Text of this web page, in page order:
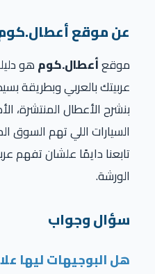
عن موقع أعطال.كوم
موقعأعطال.كومهو
عربيتك بالعربي وبطريقة
السيارات اللي تهم السوق
تابعنا دايمًا علشان تفهم
الورشة.
سؤال وجواب